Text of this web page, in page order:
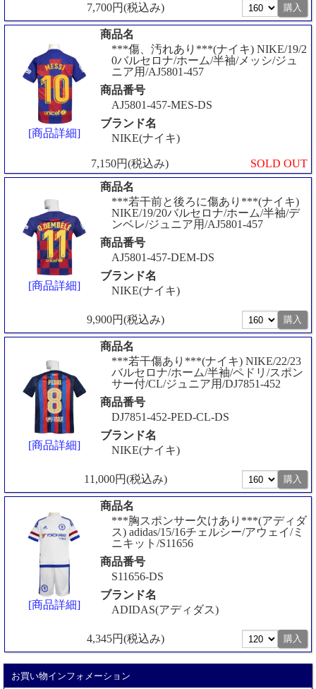
7,700円(税込み)
[商品詳細]
商品名
***傷、汚れあり***(ナイキ) NIKE/19/2
0バルセロナ/ホーム/半袖/メッシ/ジュ
ニア用/AJ5801-457
商品番号
AJ5801-457-MES-DS
ブランド名
NIKE(ナイキ)
7,150円(税込み) SOLD OUT
[商品詳細]
商品名
***若干前と後ろに傷あり***(ナイキ)
NIKE/19/20バルセロナ/ホーム/半袖/デ
ンベレ/ジュニア用/AJ5801-457
商品番号
AJ5801-457-DEM-DS
ブランド名
NIKE(ナイキ)
9,900円(税込み)
[商品詳細]
商品名
***若干傷あり***(ナイキ) NIKE/22/23
バルセロナ/ホーム/半袖/ペドリ/スポン
サー付/CL/ジュニア用/DJ7851-452
商品番号
DJ7851-452-PED-CL-DS
ブランド名
NIKE(ナイキ)
11,000円(税込み)
[商品詳細]
商品名
***胸スポンサー欠けあり***(アディダ
ス) adidas/15/16チェルシー/アウェイ/ミ
ニキット/S11656
商品番号
S11656-DS
ブランド名
ADIDAS(アディダス)
4,345円(税込み)
お買い物インフォメーション